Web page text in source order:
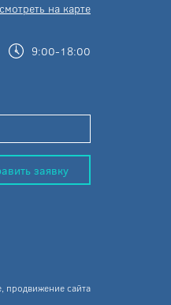
на карте
9:00-18:00
заявку
продвижение сайта